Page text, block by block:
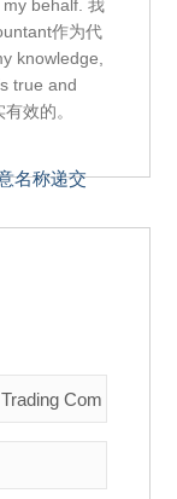
behalf. 我
作为代
knowledge,
true and
效的。